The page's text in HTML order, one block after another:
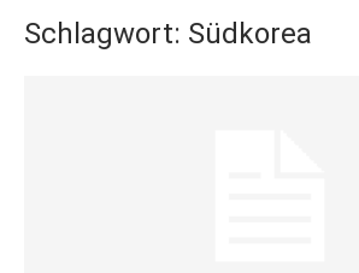
Schlagwort: Südkorea